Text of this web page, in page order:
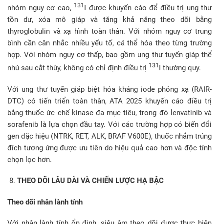
nhóm nguy cơ cao, 131 I được khuyến cáo để điều trị ung thư
tồn dư, xóa mô giáp và tăng khả năng theo dõi bằng
thyroglobulin và xạ hình toàn thân. Với nhóm nguy cơ trung
bình cần cân nhắc nhiều yếu tố, cá thể hóa theo từng trường
hợp. Với nhóm nguy cơ thấp, bao gồm ung thư tuyến giáp thể
nhú sau cắt thùy, không có chỉ định điều trị 131 I thường quy.
Với ung thư tuyến giáp biệt hóa kháng iode phóng xạ (RAIR-
DTC) có tiến triển toàn thân, ATA 2025 khuyến cáo điều trị
bằng thuốc ức chế kinase đa mục tiêu, trong đó lenvatinib và
sorafenib là lựa chọn đầu tay. Với các trường hợp có biến đổi
gen đặc hiệu (NTRK, RET, ALK, BRAF V600E), thuốc nhắm trúng
đích tương ứng được ưu tiên do hiệu quả cao hơn và độc tính
chọn lọc hơn.
THEO DÕI LÂU DÀIVÀ CHIẾN LƯỢC HẠ BẬC
Theo dõi nhân lành tính